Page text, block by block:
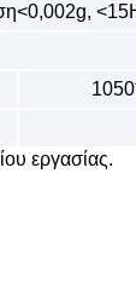
εργασίας.